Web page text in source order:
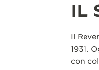
IL
Il
1931.
con